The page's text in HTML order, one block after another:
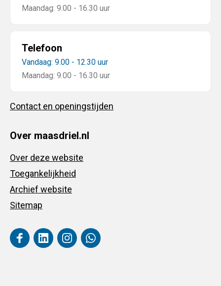
Maandag: 9.00 - 16.30 uur
Telefoon
Vandaag: 9.00 - 12.30 uur
Maandag: 9.00 - 16.30 uur
Contact en openingstijden
Over maasdriel.nl
Over deze website
Toegankelijkheid
Archief website
Sitemap